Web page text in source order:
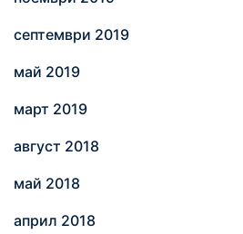
септември 2019
май 2019
март 2019
август 2018
май 2018
април 2018